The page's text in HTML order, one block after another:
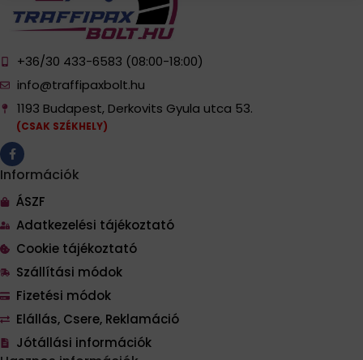
+36/30 433-6583 (08:00-18:00)
info@traffipaxbolt.hu
1193 Budapest, Derkovits Gyula utca 53.
(CSAK SZÉKHELY)
Információk
ÁSZF
Adatkezelési tájékoztató
Cookie tájékoztató
Szállítási módok
Fizetési módok
Elállás, Csere, Reklamáció
Jótállási információk